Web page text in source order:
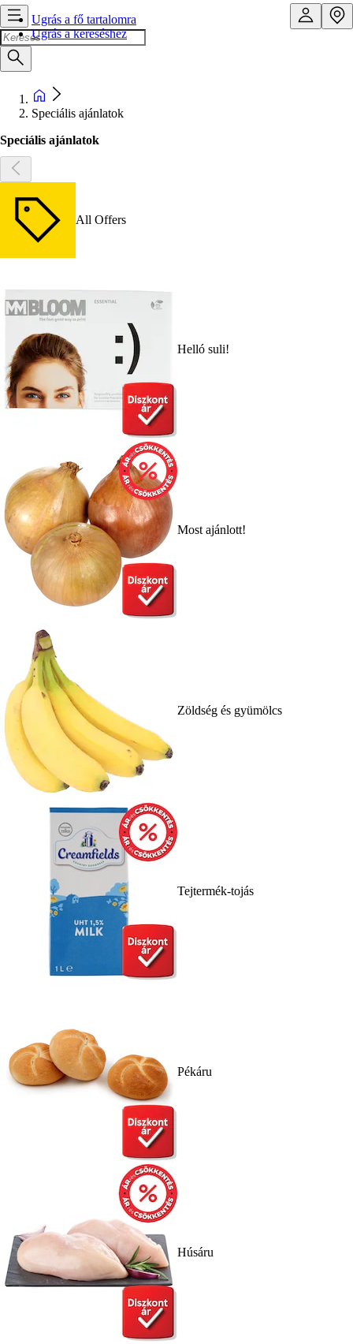
Ugrás a fő tartalomra
Ugrás a kereséshez
Speciális ajánlatok
Speciális ajánlatok
All Offers
Helló suli!
Most ajánlott!
Zöldség és gyümölcs
Tejtermék-tojás
Pékáru
Húsáru